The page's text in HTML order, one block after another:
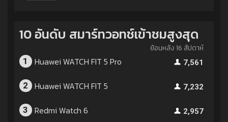
10 อันดับ สมาร์ทวอทช์เข้าชมสูงสุด
ย้อนหลัง 16 สัปดาห์
1 Huawei WATCH FIT 5 Pro 7,561
2 Huawei WATCH FIT 5 7,232
3 Redmi Watch 6 2,957